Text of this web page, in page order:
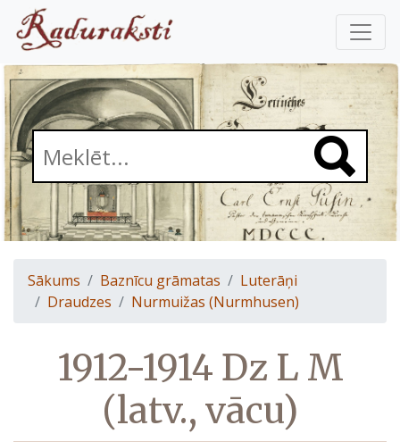
Sākums Baznīcu grāmatas
Luterāņi
Draudzes
Nurmuižas (Nurmhusen)
1912-1914 Dz L M
(latv., vācu)